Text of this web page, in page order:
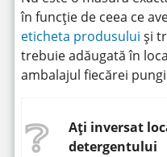
în funcție de ceea ce
eticheta produsului și
trebuie adăugată în
ambalajul fiecărei
Ați inversat
detergentului